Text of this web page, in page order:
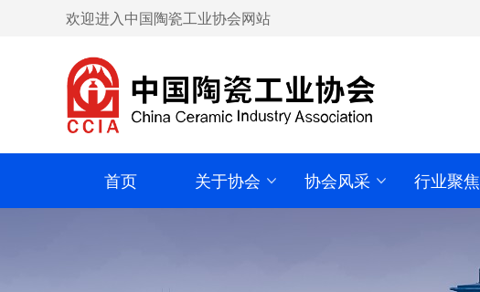
欢迎进入中国陶瓷工业协会网站
首页 关于协会 协会风采 行业聚焦